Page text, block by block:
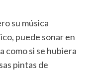
su música
puede sonar en
como si se hubiera
pintas de